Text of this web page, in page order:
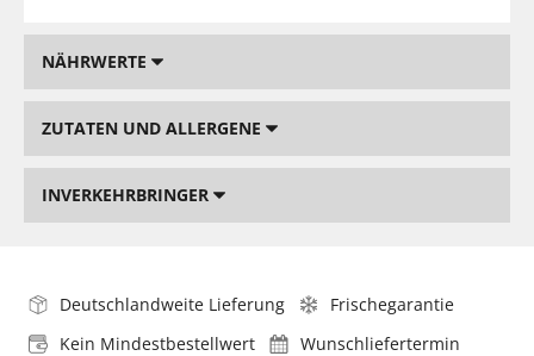
NÄHRWERTE
ZUTATEN UND ALLERGENE
INVERKEHRBRINGER
Deutschlandweite Lieferung
Frischegarantie
Kein Mindestbestellwert
Wunschliefertermin